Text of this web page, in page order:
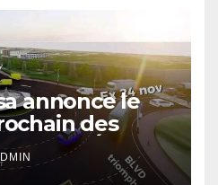
annonce le
des
Étienne